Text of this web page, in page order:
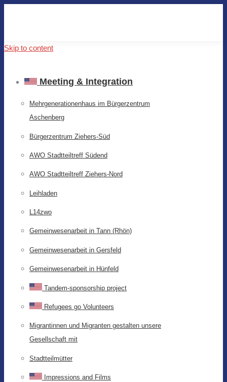
Skip to content
Meeting & Integration
Mehrgenerationenhaus im Bürgerzentrum
Aschenberg
Bürgerzentrum Ziehers-Süd
AWO Stadtteiltreff Südend
AWO Stadtteiltreff Ziehers-Nord
Leihladen
L14zwo
Gemeinwesenarbeit in Tann (Rhön)
Gemeinwesenarbeit in Gersfeld
Gemeinwesenarbeit in Hünfeld
Tandem-sponsorship project
Refugees go Volunteers
Migrantinnen und Migranten gestalten unsere
Gesellschaft mit
Stadtteilmütter
Impressions and Films